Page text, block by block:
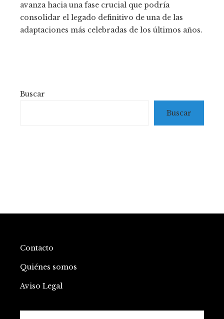
avanza hacia una fase crucial que podría
consolidar el legado definitivo de una de las
adaptaciones más celebradas de los últimos años.
Buscar
Buscar
Contacto
Quiénes somos
Aviso Legal